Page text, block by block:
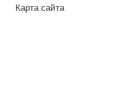
Карта сайта